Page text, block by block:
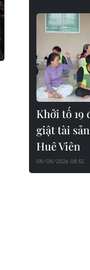
Khởi tố 19
giật tài
Huê Viên
08/08/2026 08:52